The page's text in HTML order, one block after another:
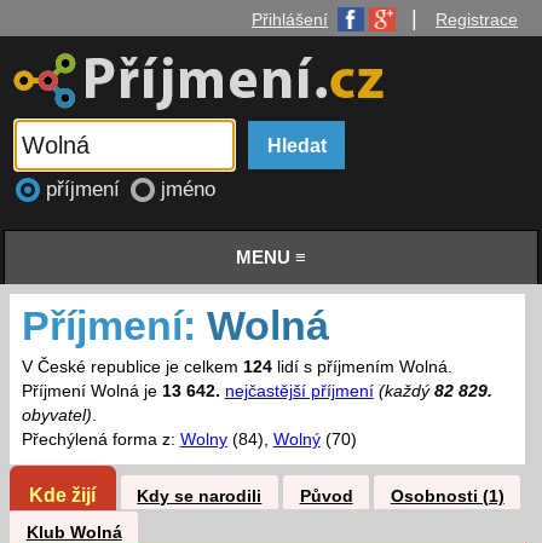
Přihlášení Registrace
příjmení jméno
MENU ≡
Příjmení: Wolná
V České republice je celkem 124lidí s příjmením Wolná.
Příjmení Wolná je 13 642. nejčastější příjmení (každý 82 829.
obyvatel).
Přechýlená forma z: Wolny(84), Wolný(70)
Kde žijí Kdy se narodili Původ
Osobnosti (1)
Klub Wolná